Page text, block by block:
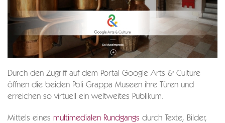
Durch den Zugriff auf dem Portal Google Arts & Culture
öffnen die beiden Poli Grappa Museen ihre Türen und
erreichen so virtuell ein weltweites Publikum.
Mittels eines multimedialen Rundgangs durch Texte, Bilder,